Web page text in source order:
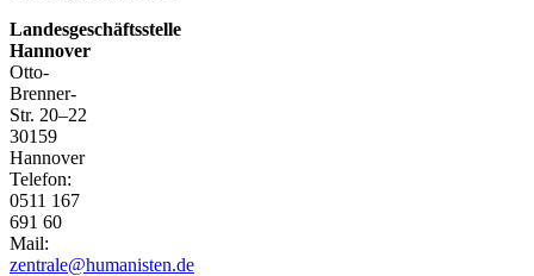
Landesgeschäftsstelle
Hannover
Otto-
Brenner-
Str. 20–22
30159
Hannover
Telefon:
0511 167
691 60
Mail:
zentrale@humanisten.de